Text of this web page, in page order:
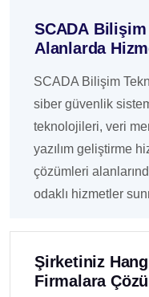
SCADA
Alanlarda
SCADA Bilişim
siber güvenlik
teknolojileri, veri
yazılım geliştirme
çözümleri
odaklı hizmetler
Şirketiniz
Firmalara